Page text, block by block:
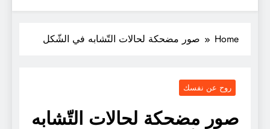
Home صور مضحكة لحالات التّشابه في الشّكل
روح عن نفسك
صور مضحكة لحالات التّشابه